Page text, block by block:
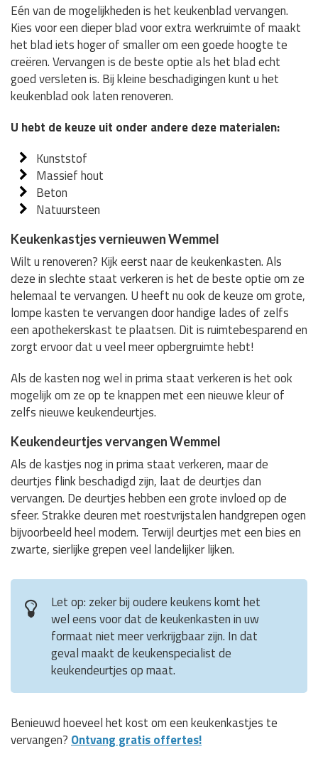
Eén van de mogelijkheden is het keukenblad vervangen.
Kies voor een dieper blad voor extra werkruimte of maakt
het blad iets hoger of smaller om een goede hoogte te
creëren. Vervangen is de beste optie als het blad echt
goed versleten is. Bij kleine beschadigingen kunt u het
keukenblad ook laten renoveren.
U hebt de keuze uit onder andere deze materialen:
Kunststof
Massief hout
Beton
Natuursteen
Keukenkastjes vernieuwen Wemmel
Wilt u renoveren? Kijk eerst naar de keukenkasten. Als
deze in slechte staat verkeren is het de beste optie om ze
helemaal te vervangen. U heeft nu ook de keuze om grote,
lompe kasten te vervangen door handige lades of zelfs
een apothekerskast te plaatsen. Dit is ruimtebesparend en
zorgt ervoor dat u veel meer opbergruimte hebt!
Als de kasten nog wel in prima staat verkeren is het ook
mogelijk om ze op te knappen met een nieuwe kleur of
zelfs nieuwe keukendeurtjes.
Keukendeurtjes vervangen Wemmel
Als de kastjes nog in prima staat verkeren, maar de
deurtjes flink beschadigd zijn, laat de deurtjes dan
vervangen. De deurtjes hebben een grote invloed op de
sfeer. Strakke deuren met roestvrijstalen handgrepen ogen
bijvoorbeeld heel modern. Terwijl deurtjes met een bies en
zwarte, sierlijke grepen veel landelijker lijken.
Let op: zeker bij oudere keukens komt het
wel eens voor dat de keukenkasten in uw
formaat niet meer verkrijgbaar zijn. In dat
geval maakt de keukenspecialist de
keukendeurtjes op maat.
Benieuwd hoeveel het kost om een keukenkastjes te
vervangen? Ontvang gratis offertes!